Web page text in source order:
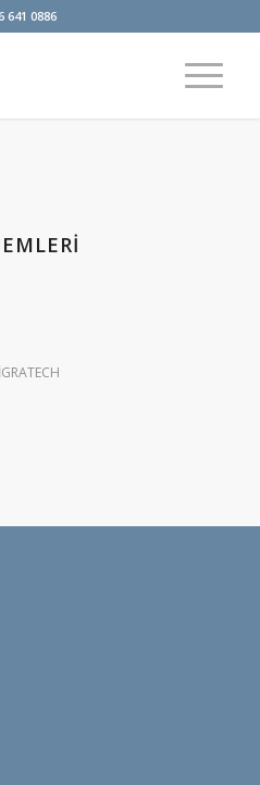
641 0886